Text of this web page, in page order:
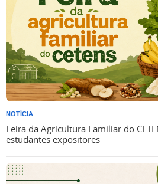
NOTÍCIA
Feira da Agricultura Familiar do
estudantes expositores